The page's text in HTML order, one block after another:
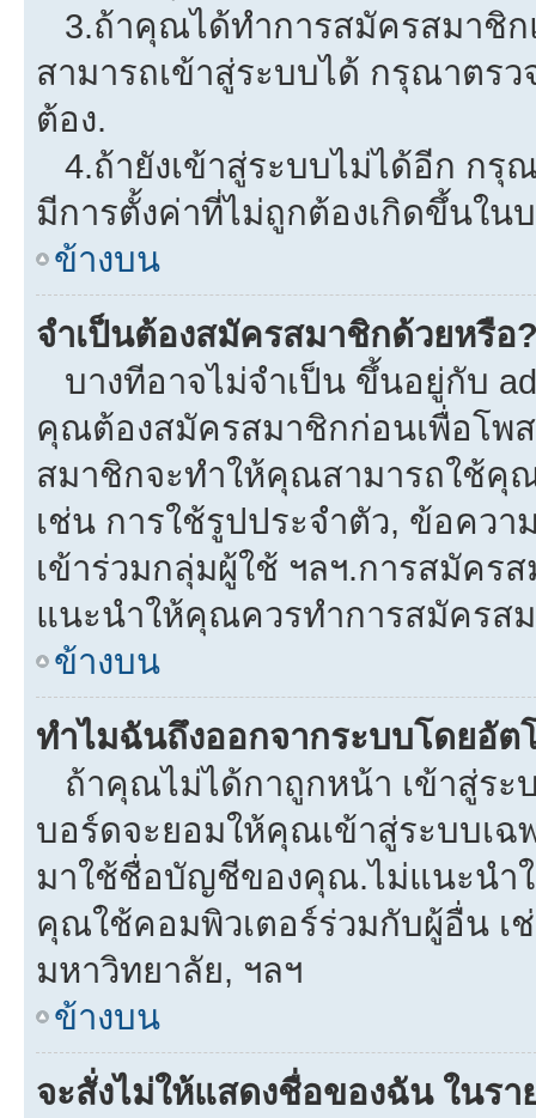
3.ถ้าคุณได้ทำการสมัครสมาชิ
สามารถเข้าสู่ระบบได้ กรุณาตรว
ต้อง.
4.ถ้ายังเข้าสู่ระบบไม่ได้อีก กรุ
มีการตั้งค่าที่ไม่ถูกต้องเกิดขึ้นใน
ข้างบน
จำเป็นต้องสมัครสมาชิกด้วยหรือ
บางทีอาจไม่จำเป็น ขึ้นอยู่กับ
คุณต้องสมัครสมาชิกก่อนเพื่อโพ
สมาชิกจะทำให้คุณสามารถใช้คุ
เช่น การใช้รูปประจำตัว, ข้อคว
เข้าร่วมกลุ่มผู้ใช้ ฯลฯ.การสมัคร
แนะนำให้คุณควรทำการสมัครส
ข้างบน
ทำไมฉันถึงออกจากระบบโดยอัต
ถ้าคุณไม่ได้กาถูกหน้า เข้าสู่ระ
บอร์ดจะยอมให้คุณเข้าสู่ระบบเ
มาใช้ชื่อบัญชีของคุณ.ไม่แนะนำ
คุณใช้คอมพิวเตอร์ร่วมกับผู้อื่น เ
มหาวิทยาลัย, ฯลฯ
ข้างบน
จะสั่งไม่ให้แสดงชื่อของฉัน ในร